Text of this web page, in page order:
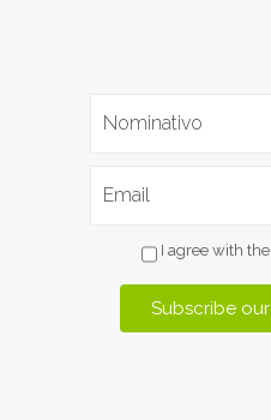
I agree with the